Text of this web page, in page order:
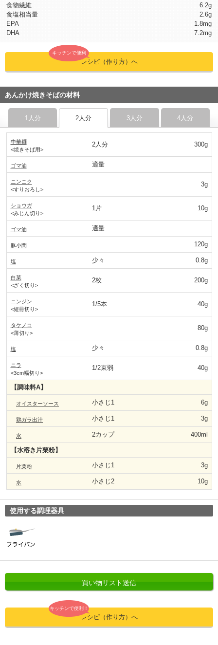
食物繊維
6.2g
食塩相当量
2.6g
EPA
1.8mg
DHA
7.2mg
キッチンで便利
レシピ（作り方）へ
あんかけ焼きそばの材料
1人分 2人分 3人分 4人分
中華麺
<焼きそば用>
2人分 300g
ゴマ油 適量
ニンニク
<すりおろし>
3g
ショウガ
<みじん切り>
1片 10g
ゴマ油 適量
豚小間 120g
塩 少々 0.8g
白菜
<ざく切り>
2枚 200g
ニンジン
<短冊切り>
1/5本 40g
タケノコ
<薄切り>
80g
塩 少々 0.8g
ニラ
<3cm幅切り>
1/2束弱 40g
【調味料A】
オイスターソース 小さじ1 6g
鶏ガラ出汁 小さじ1 3g
水 2カップ 400ml
【水溶き片栗粉】
片栗粉 小さじ1 3g
水 小さじ2 10g
使用する調理器具
買い物リスト送信
キッチンで便利！
レシピ（作り方）へ